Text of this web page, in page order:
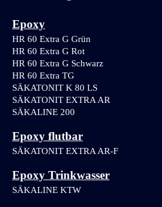
Epoxy
HR 60 Extra G Grün
HR 60 Extra G Rot
HR 60 Extra G Schwarz
HR 60 Extra TG
SÄKATONIT K 80 LS
SÄKATONIT EXTRA AR
SÄKALINE 200
Epoxy flutbar
SÄKATONIT EXTRA AR-F
Epoxy Trinkwasser
SÄKALINE KTW